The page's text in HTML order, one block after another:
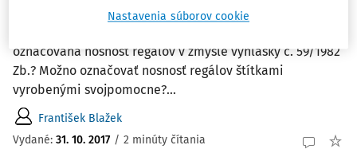
Označovanie nosnosti regálov Ing. František Blažek
označovaná nosnosť regálov v zmysle vyhlášky č. 59/1982
Zb.? Možno označovať nosnosť regálov štítkami
vyrobenými svojpomocne?...
František Blažek
Vydané: 31. 10. 2017 / 2 minúty čítania
Nastavenia súborov cookie